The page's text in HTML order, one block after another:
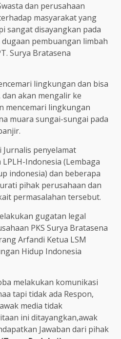
dan perusahaan
masyarakat yang
sangat disayangkan pada
pembuangan limbah
Surya Bratasena
lingkungan dan bisa
akan mengalir ke
mencemari lingkungan
muara sungai-sungai pada
Jurnalis penyelamat
Indonesia (Lembaga
indonesia) dan beberapa
pihak perusahaan dan
permasalahan tersebut.
gugatan legal
PKS Surya Bratasena
Arfandi Ketua LSM
Hidup Indonesia
melakukan komunikasi
tapi tidak ada Respon,
media tidak
ini ditayangkan,awak
Jawaban dari pihak